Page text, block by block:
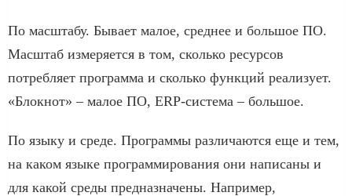
По масштабу. Бывает малое, среднее и большое ПО.
Масштаб измеряется в том, сколько ресурсов
потребляет программа и сколько функций реализует.
«Блокнот» – малое ПО, ERP-система – большое.
По языку и среде. Программы различаются еще и тем,
на каком языке программирования они написаны и
для какой среды предназначены. Например,